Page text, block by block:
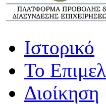
Ιστορικό
Το
Διοίκηση